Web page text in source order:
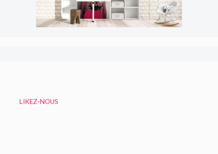
LIKEZ-NOUS